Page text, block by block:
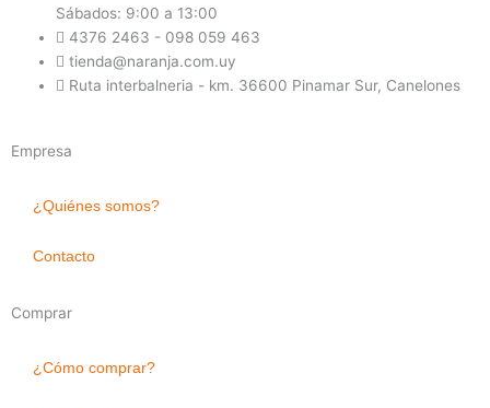
Sábados: 9:00 a 13:00
4376 2463 - 098 059 463
tienda@naranja.com.uy
Ruta interbalneria - km. 36600 Pinamar Sur, Canelones
Empresa
¿Quiénes somos?
Contacto
Comprar
¿Cómo comprar?